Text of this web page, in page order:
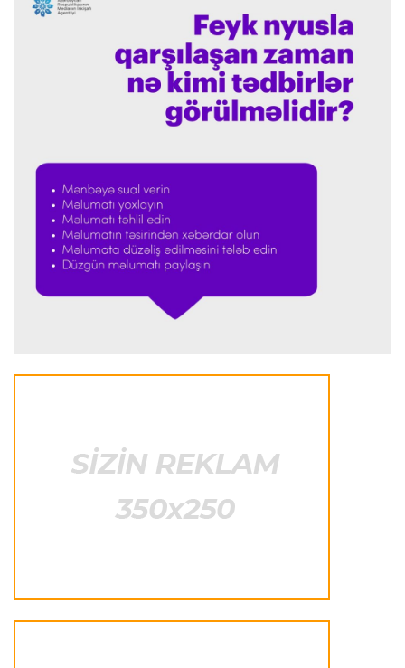
Transfer 00:06 06.08.2026
"İnter"in müdafiəçisi üç klubu rədd etdi
00:02 06.08.2026
"Fənərbağça" "Şturm Qrats"ı iki cavabsız qolla
İtaliya S.A. 23:59 05.08.2026
"Ümid edirəm ki, Leau "Milan"da qalacaq"
"Yuventus" PSJ-nin qapıçısını transfer etmək
"Atletiko"nun müdafiəçisi "Aston Villa"ya keçir
"Maklaren" Verstappen üçün komandadakı
balansı pozmamalıdır"